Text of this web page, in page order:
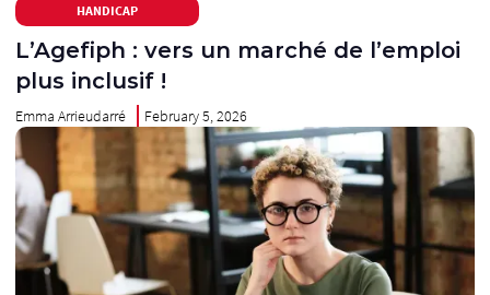
HANDICAP
L’Agefiph : vers un marché de l’emploi
plus inclusif !
Emma Arrieudarré February 5, 2026